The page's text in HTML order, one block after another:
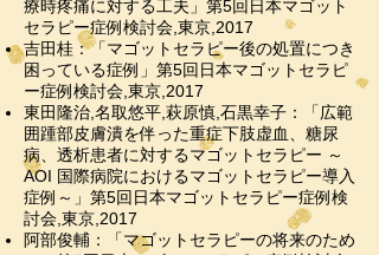
療時疼痛に対する工夫」第5回日本マゴット
セラピー症例検討会,東京,2017
吉田桂：「マゴットセラピー後の処置につき
困っている症例」第5回日本マゴットセラピ
ー症例検討会,東京,2017
東田隆治,名取悠平,萩原慎,石黒幸子：「広範
囲踵部皮膚潰を伴った重症下肢虚血、糖尿
病、透析患者に対するマゴットセラピー ～
AOI 国際病院におけるマゴットセラピー導入
症例～」第5回日本マゴットセラピー症例検
討会,東京,2017
阿部俊輔：「マゴットセラピーの将来のため